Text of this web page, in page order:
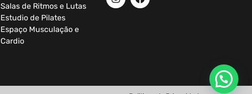
Salas de Ritmos e Lutas
Estudio de Pilates
Espaço Musculação e
Cardio